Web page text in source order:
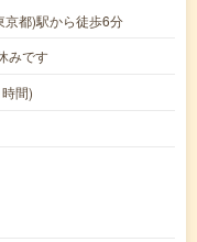
京都)駅から徒歩6分
みです
間)